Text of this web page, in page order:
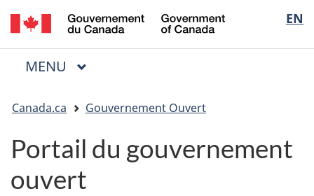
Passer
au
contenu
Passer
à
« Au
Passer
à
la
EN
of
Menu
MENU PRINCIPAL
êtes
ici
Canada.ca Gouvernement Ouvert
Portail du gouvernement
ouvert